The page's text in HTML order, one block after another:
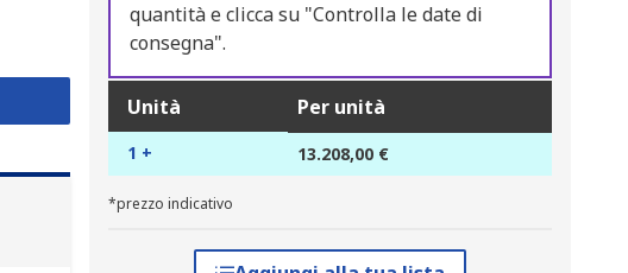
quantità e clicca su "Controlla le date di
consegna".
Unità Per unità
1 + 13.208,00 €
*prezzo indicativo